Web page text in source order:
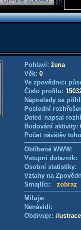
Pohlaví: žena
Věk: 0
Ve zpovědnici
Číslo profilu:
Naposledy se
Poslední
Doteď napsal
Bodování aktivity:
Počet návštěv
Oblíbené WWW:
Vstupní
Osobní
Vztahy na
Smajlíci: zobraz
Miluje:
Nenávidí:
Obdivuje: ilustrace